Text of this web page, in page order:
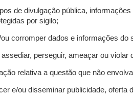
de divulgação pública,
por sigilo;
corromper dados e informações
perseguir, ameaçar ou
relativa a questão que não
e/ou disseminar publicidade, oferta